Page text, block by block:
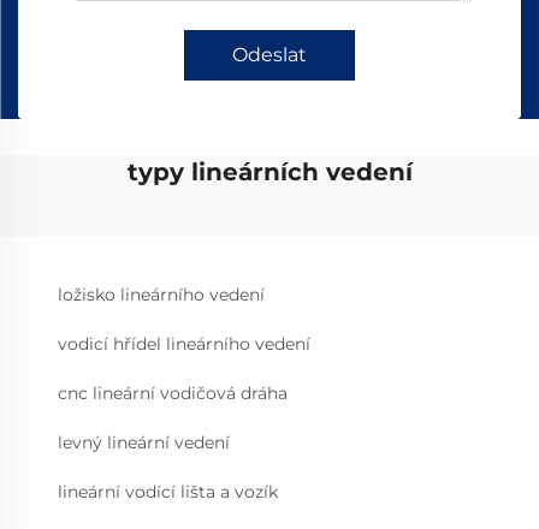
Odeslat
typy lineárních vedení
ložisko lineárního vedení
vodicí hřídel lineárního vedení
cnc lineární vodičová dráha
levný lineární vedení
lineární vodící lišta a vozík